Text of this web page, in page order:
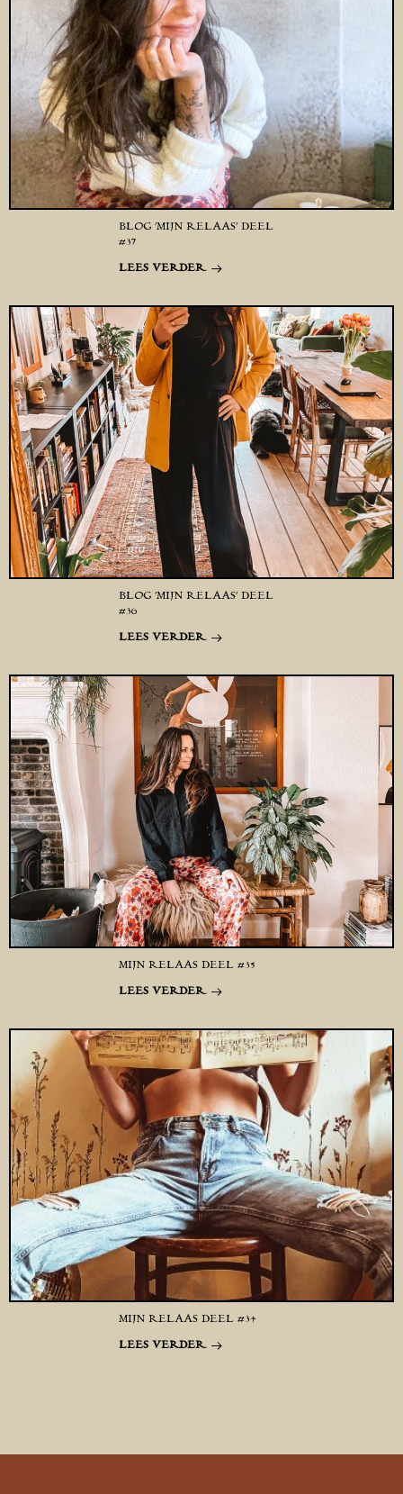
BLOG ‘MIJN RELAAS’ DEEL
#37
LEES VERDER
BLOG ‘MIJN RELAAS’ DEEL
#36
LEES VERDER
MIJN RELAAS DEEL #35
LEES VERDER
MIJN RELAAS DEEL #34
LEES VERDER